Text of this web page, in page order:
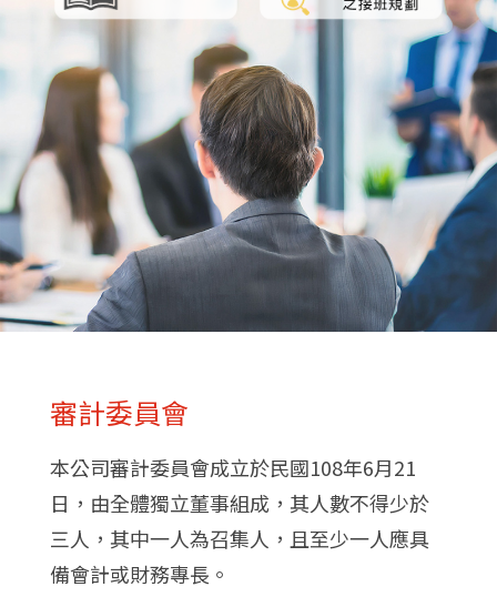
審計委員會
本公司審計委員會成立於民國108年6月21
日，由全體獨立董事組成，其人數不得少於
三人，其中一人為召集人，且至少一人應具
備會計或財務專長。